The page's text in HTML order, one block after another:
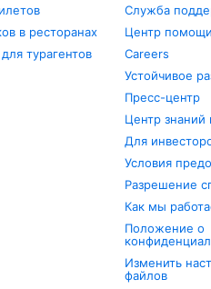
в ресторанах
турагентов
Служба
Центр
Careers
Устойчивое
Пресс-центр
Центр знаний
Для
Условия
Разрешение
Как мы
Положение о
Изменить
файлов